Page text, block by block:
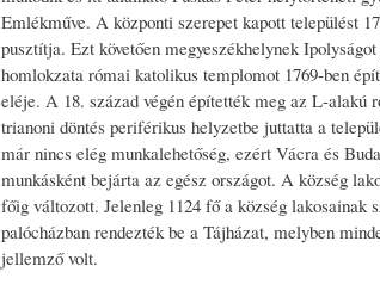
Emlékműve. A központi szerepet kapott települést
pusztítja. Ezt követően megyeszékhelynek
homlokzata római katolikus templomot 1769-ben
eléje. A 18. század végén építették meg az L-alakú
trianoni döntés periférikus helyzetbe juttatta a
már nincs elég munkalehetőség, ezért Vácra és
munkásként bejárta az egész országot. A község
főig változott. Jelenleg 1124 fő a község lakosainak
palócházban rendezték be a Tájházat, melyben
jellemző volt.